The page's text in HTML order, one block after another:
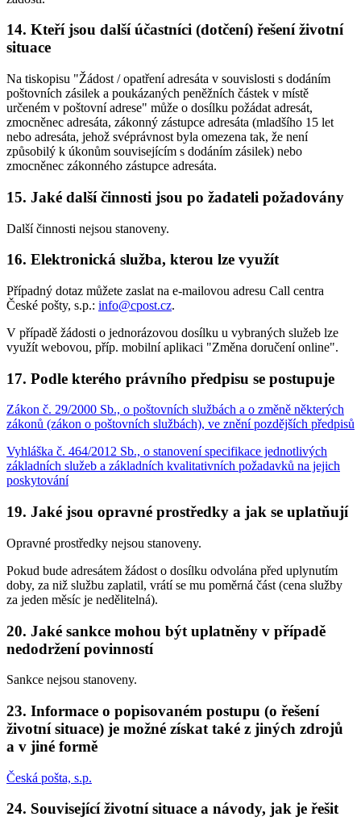
14. Kteří jsou další účastníci (dotčení) řešení životní
situace
Na tiskopisu "Žádost / opatření adresáta v souvislosti s dodáním
poštovních zásilek a poukázaných peněžních částek v místě
určeném v poštovní adrese" může o dosílku požádat adresát,
zmocněnec adresáta, zákonný zástupce adresáta (mladšího 15 let
nebo adresáta, jehož svéprávnost byla omezena tak, že není
způsobilý k úkonům souvisejícím s dodáním zásilek) nebo
zmocněnec zákonného zástupce adresáta.
15. Jaké další činnosti jsou po žadateli požadovány
Další činnosti nejsou stanoveny.
16. Elektronická služba, kterou lze využít
Případný dotaz můžete zaslat na e-mailovou adresu Call centra
České pošty, s.p.: info@cpost.cz.
V případě žádosti o jednorázovou dosílku u vybraných služeb lze
využít webovou, příp. mobilní aplikaci "Změna doručení online".
17. Podle kterého právního předpisu se postupuje
Zákon č. 29/2000 Sb., o poštovních službách a o změně některých
zákonů (zákon o poštovních službách), ve znění pozdějších předpisů
Vyhláška č. 464/2012 Sb., o stanovení specifikace jednotlivých
základních služeb a základních kvalitativních požadavků na jejich
poskytování
19. Jaké jsou opravné prostředky a jak se uplatňují
Opravné prostředky nejsou stanoveny.
Pokud bude adresátem žádost o dosílku odvolána před uplynutím
doby, za niž službu zaplatil, vrátí se mu poměrná část (cena služby
za jeden měsíc je nedělitelná).
20. Jaké sankce mohou být uplatněny v případě
nedodržení povinností
Sankce nejsou stanoveny.
23. Informace o popisovaném postupu (o řešení
životní situace) je možné získat také z jiných zdrojů
a v jiné formě
Česká pošta, s.p.
24. Související životní situace a návody, jak je řešit